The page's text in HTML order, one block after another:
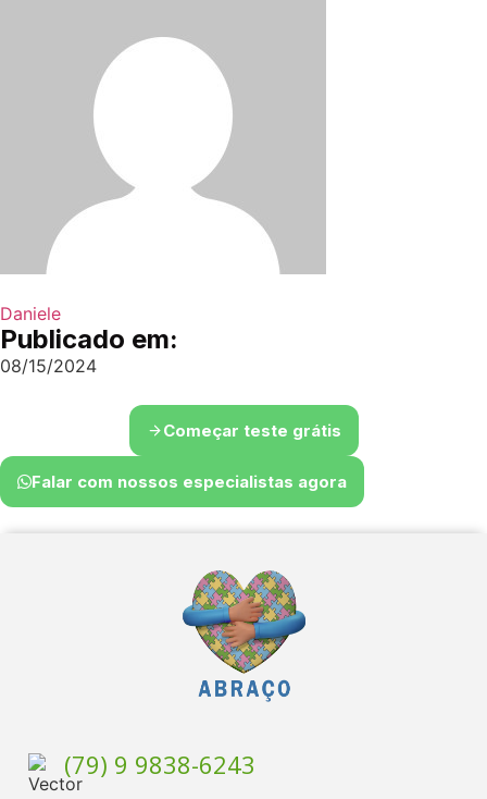
Daniele
Publicado em:
08/15/2024
Começar teste grátis
Falar com nossos especialistas agora
(79) 9 9838-6243